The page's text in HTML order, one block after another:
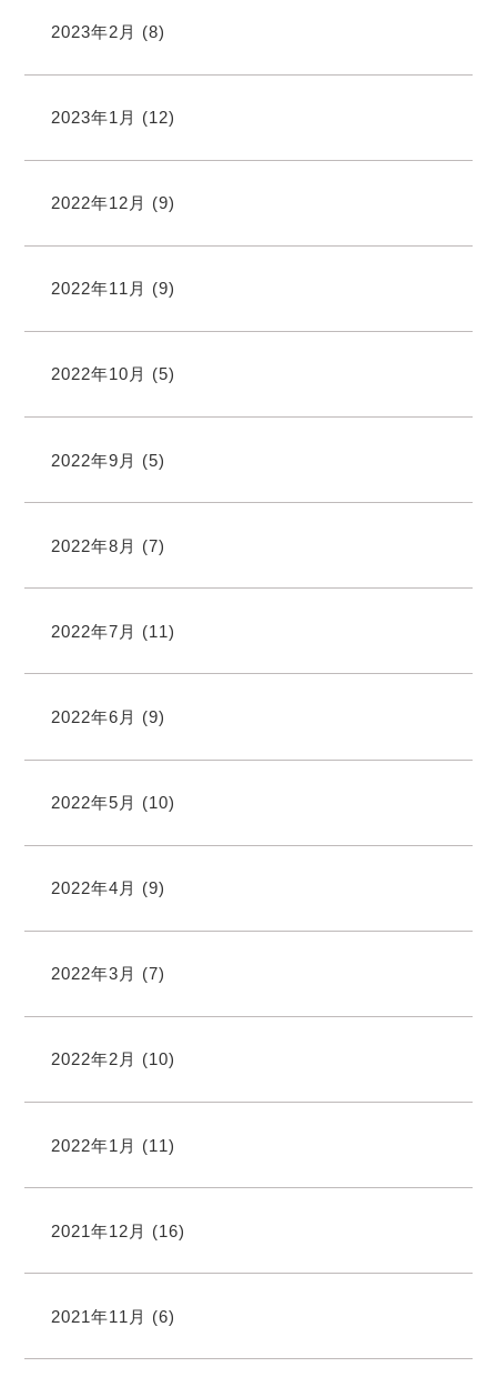
2023年2月 (8)
2023年1月 (12)
2022年12月 (9)
2022年11月 (9)
2022年10月 (5)
2022年9月 (5)
2022年8月 (7)
2022年7月 (11)
2022年6月 (9)
2022年5月 (10)
2022年4月 (9)
2022年3月 (7)
2022年2月 (10)
2022年1月 (11)
2021年12月 (16)
2021年11月 (6)